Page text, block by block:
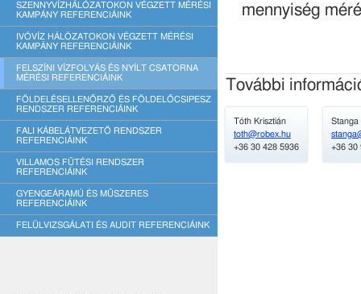
SZENNYVÍZHÁLÓZATOKON VÉGZETT MÉRÉSI
KAMPÁNY REFERENCIÁINK
IVÓVÍZ HÁLÓZATOKON VÉGZETT MÉRÉSI
KAMPÁNY REFERENCIÁINK
FELSZÍNI VÍZFOLYÁS ÉS NYÍLT CSATORNA
MÉRÉSI REFERENCIÁINK
FÖLDELÉSELLENŐRZŐ ÉS FÖLDELŐCSIPESZ
RENDSZER REFERENCIÁINK
FALI KÁBELÁTVEZETŐ RENDSZER
REFERENCIÁINK
VILLAMOS FŰTÉSI RENDSZER
REFERENCIÁINK
GYENGEÁRAMÚ ÉS MŰSZERES
REFERENCIÁINK
FELÜLVIZSGÁLATI ÉS AUDIT REFERENCIÁINK
mennyiség
További
Tóth Krisztián
toth@robex.hu
+36 30 428 5936
Stanga
+36 30